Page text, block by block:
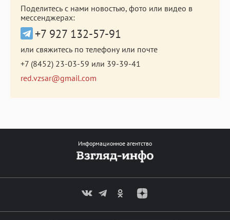
Поделитесь с нами новостью, фото или видео в
мессенджерах:
+7 927 132-57-91
или свяжитесь по телефону или почте
+7 (8452) 23-03-59 или 39-39-41
red.vzsar@gmail.com
Информационное агентство